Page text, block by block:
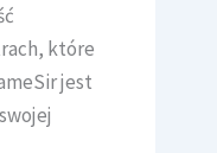
które
jest